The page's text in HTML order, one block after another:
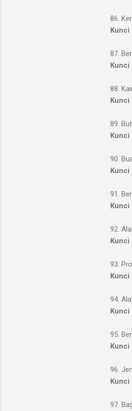
86.
Kunci
87.
Kunci
88.
Kunci
89.
Kunci
90.
Kunci
91.
Kunci
92.
Kunci
93.
Kunci
94.
Kunci
95.
Kunci
96.
Kunci
97.